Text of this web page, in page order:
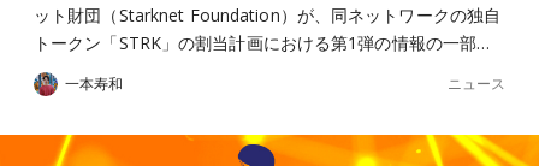
ット財団（Starknet Foundation）が、同ネットワークの独自
トークン「STRK」の割当計画における第1弾の情報の一部…
一本寿和 ニュース